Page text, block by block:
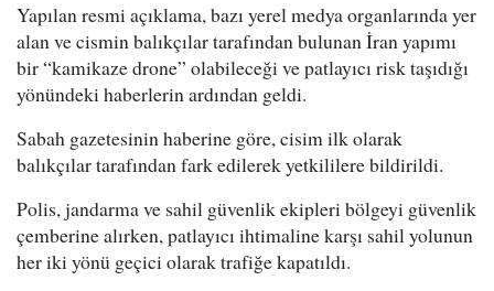
Yapılan resmi açıklama, bazı yerel medya organlarında yer
alan ve cismin balıkçılar tarafından bulunan İran yapımı
bir “kamikaze drone” olabileceği ve patlayıcı risk taşıdığı
yönündeki haberlerin ardından geldi.
Sabah gazetesinin haberine göre, cisim ilk olarak
balıkçılar tarafından fark edilerek yetkililere bildirildi.
Polis, jandarma ve sahil güvenlik ekipleri bölgeyi güvenlik
çemberine alırken, patlayıcı ihtimaline karşı sahil yolunun
her iki yönü geçici olarak trafiğe kapatıldı.